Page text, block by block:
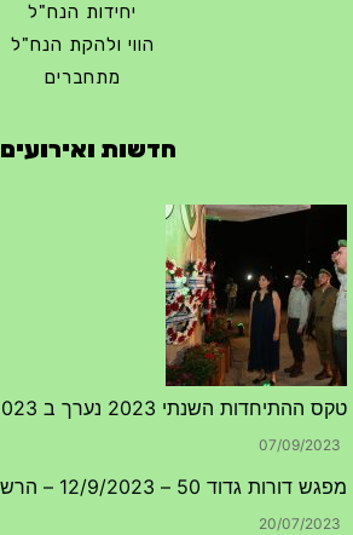
יחידות הנח"ל
הווי ולהקת הנח"ל
מתחברים
חדשות ואירועים
טקס ההתיחדות השנתי 2023 נערך ב 5/9/2023 באנדרטה
07/09/2023
מפגש דורות גדוד 50 – 12/9/2023 – הרשמה
20/07/2023